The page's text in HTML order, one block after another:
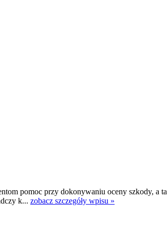
pomoc przy dokonywaniu oceny szkody, a
k... zobacz szczegóły wpisu »